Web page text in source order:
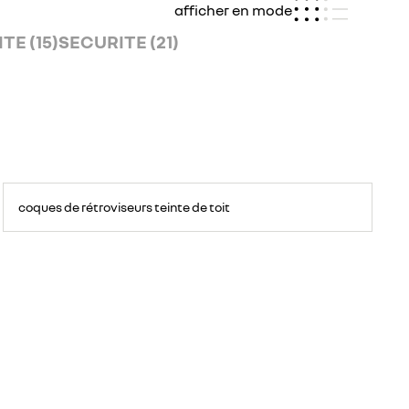
afficher en mode
(15)SECURITE (21)
coques de rétroviseurs teinte de toit